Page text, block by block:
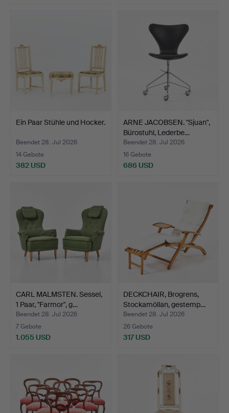
Ein Paar Stühle und Hocker.
Beendet 28. Jul 2026
14 Gebote
382 USD
ARNE JACOBSEN. "Sjuan",
Bürostuhl, Lederbe…
Beendet 28. Jul 2026
16 Gebote
686 USD
CARL MALMSTEN. Sessel,
1 Paar, "Farmor", g…
Beendet 28. Jul 2026
7 Gebote
1.055 USD
DECKCHAIR, Brogrens,
Stockamöllan, gestemp…
Beendet 28. Jul 2026
26 Gebote
317 USD